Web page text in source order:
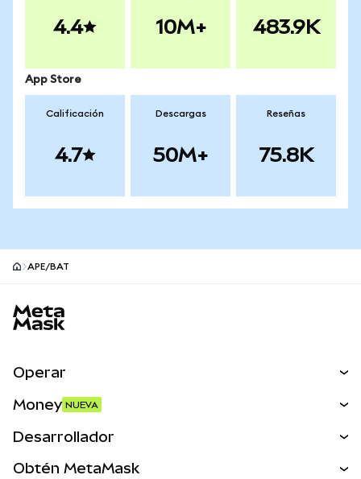
4.4 10M+ 483.9K
App Store
Calificación
4.7
Descargas
50M+
Reseñas
75.8K
APE/BAT
Operar
Activos del mundo real
Money NUEVA
Desarrollador
Obtén MetaMask